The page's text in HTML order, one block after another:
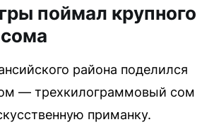
поймал крупного
района поделился
— трехкилограммовый сом
приманку.